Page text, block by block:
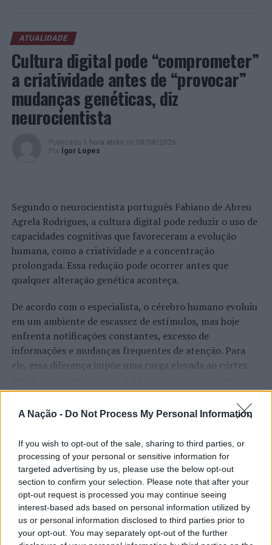
A Nação - Do Not Process My Personal Information
If you wish to opt-out of the sale, sharing to third parties, or
processing of your personal or sensitive information for
targeted advertising by us, please use the below opt-out
section to confirm your selection. Please note that after your
opt-out request is processed you may continue seeing
interest-based ads based on personal information utilized by
us or personal information disclosed to third parties prior to
your opt-out. You may separately opt-out of the further
Sobre LinkSports
ALinkSportsé uma plataforma de patrocínio que
classifica aspirantes a jogadores e conecta fãs, olheiros e
jogadores. Família, amigos e treinadores financiam seus
jogadores favoritos. A missão doLinkSports
patrocínio financeiropeer-to-peer
aspirantes a profissionais.
na geração de valor para particulares e empresas. O
departamento de Corporativo & Institucional trabalha
em 2 vertentes: apoiar empresas consolidadas na sua
internacionalização e promover o ecossistema local de
startups.
TÓPICOS RELACIONADOS:
BNI EUROPA
CONTEÚDO PUBLICITÁRIO
DESTAQUE
LINKSPORTS
PORTUGAL
ROADSHOW
PRÓXIMO
convívio familiar
NÃO PERCA
abrem a 15 de maio
ATUALIDADE
Cultura digital pode “comprometer”
a criatividade antes de “provocar”
mudanças genéticas, diz
neurocientista
Publicado 1 hora atrás on 08/08/2026
Por
Ígor Lopes
Segundo o neurocientista português Fabiano de Abreu
Agrela Rodrigues, a cultura digital pode reduzir o uso de
capacidades cognitivas que favoreceram a evolução
humana, como a criatividade e a concentração
prolongada. Essa redução pode ocorrer antes que
qualquer alteração genética aconteça.
De acordo com o especialista, o cérebro humano evoluiu
em um ambiente de escassez de estímulos, mas hoje
enfrenta notificações constantes, excesso de
informações e mudanças frequentes de atenção. Para
ele, essa diferença impõe uma carga elevada ao córtex
executivo.
O pesquisador afirma que plataformas digitais também
cérebro, favorecendo a fadiga mental, a dificuldade de
manter a atenção e a procrastinação. Na sua visão,
tarefas inacabadas permanecem ativas na memória e
aumentam a sensação de sobrecarga, enquanto o stress
prolongado pode elevar os níveis de cortisol e
prejudicar o desempenho cognitivo.
CONTINUAR A LER
ATUALIDADE
“Millennium Estoril Open 2026”
regressou ao circuito ATP com
vitória do francês Luca Van Assche